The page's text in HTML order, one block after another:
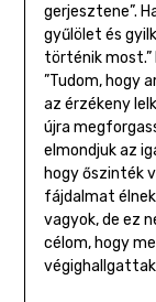
gerjesztene”.
gyűlölet és
történik
”Tudom, hogy
az érzékeny
újra
elmondjuk az
hogy őszinték
fájdalmat
vagyok, de ez
célom, hogy